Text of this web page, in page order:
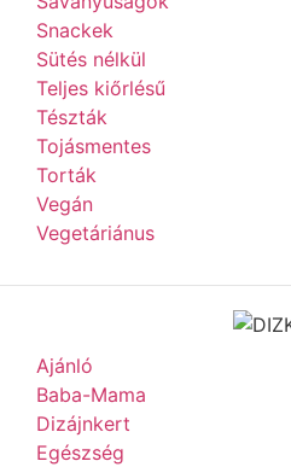
Snackek
Sütés nélkül
Teljes kiőrlésű
Tészták
Tojásmentes
Torták
Vegán
Vegetáriánus
Ajánló
Baba-Mama
Dizájnkert
Egészség